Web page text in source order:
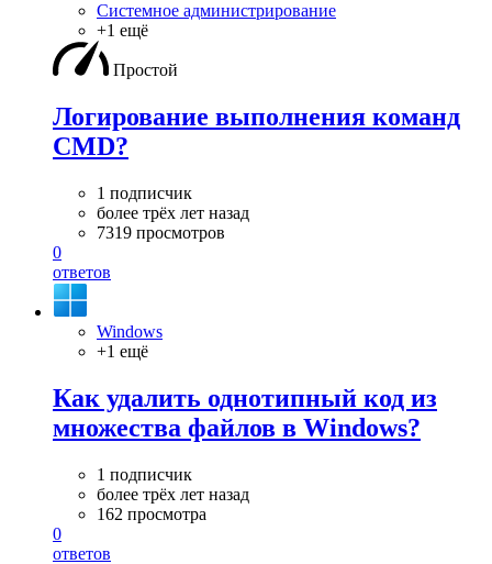
Системное администрирование
+1 ещё
Простой
Логирование выполнения команд
CMD?
1 подписчик
более трёх лет назад
7319 просмотров
0
ответов
Windows
+1 ещё
Как удалить однотипный код из
множества файлов в Windows?
1 подписчик
более трёх лет назад
162 просмотра
0
ответов